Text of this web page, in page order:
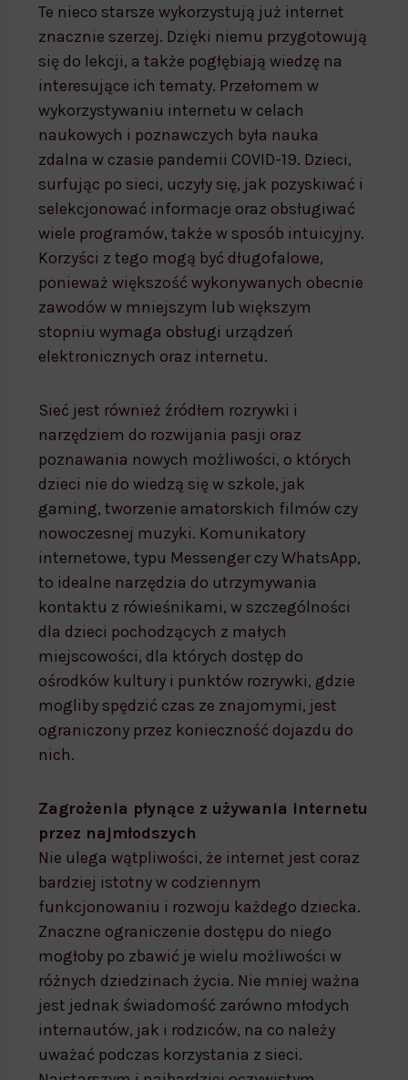
Te nieco starsze wykorzystują już internet
znacznie szerzej. Dzięki niemu przygotowują
się do lekcji, a także pogłębiają wiedzę na
interesujące ich tematy. Przełomem w
wykorzystywaniu internetu w celach
naukowych i poznawczych była nauka
zdalna w czasie pandemii COVID-19. Dzieci,
surfując po sieci, uczyły się, jak pozyskiwać i
selekcjonować informacje oraz obsługiwać
wiele programów, także w sposób intuicyjny.
Korzyści z tego mogą być długofalowe,
ponieważ większość wykonywanych obecnie
zawodów w mniejszym lub większym
stopniu wymaga obsługi urządzeń
elektronicznych oraz internetu.
Sieć jest również źródłem rozrywki i
narzędziem do rozwijania pasji oraz
poznawania nowych możliwości, o których
dzieci nie do wiedzą się w szkole, jak
gaming, tworzenie amatorskich filmów czy
nowoczesnej muzyki. Komunikatory
internetowe, typu Messenger czy WhatsApp,
to idealne narzędzia do utrzymywania
kontaktu z rówieśnikami, w szczególności
dla dzieci pochodzących z małych
miejscowości, dla których dostęp do
ośrodków kultury i punktów rozrywki, gdzie
mogliby spędzić czas ze znajomymi, jest
ograniczony przez konieczność dojazdu do
nich.
Zagrożenia płynące z używania internetu
przez najmłodszych
Nie ulega wątpliwości, że internet jest coraz
bardziej istotny w codziennym
funkcjonowaniu i rozwoju każdego dziecka.
Znaczne ograniczenie dostępu do niego
mogłoby po zbawić je wielu możliwości w
różnych dziedzinach życia. Nie mniej ważna
jest jednak świadomość zarówno młodych
internautów, jak i rodziców, na co należy
uważać podczas korzystania z sieci.